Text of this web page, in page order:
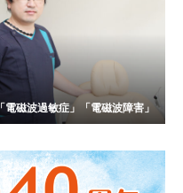
「電磁波過敏症」「電磁波障害」